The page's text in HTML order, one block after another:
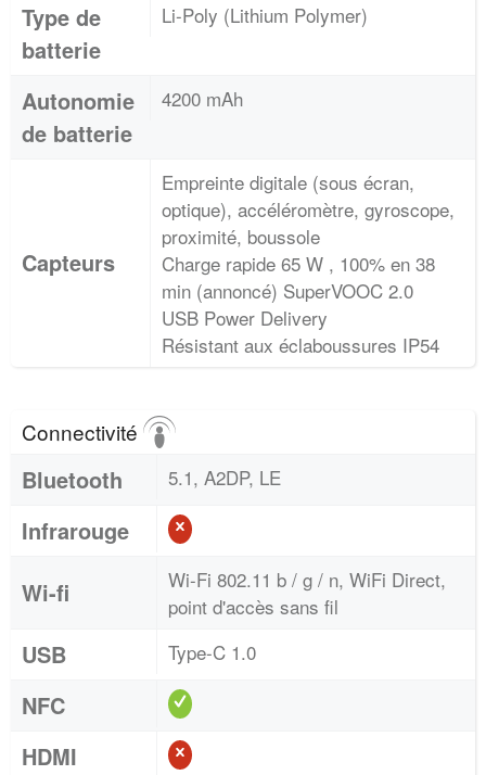
Type de
batterie
Li-Poly (Lithium Polymer)
Autonomie
de batterie
4200 mAh
Capteurs
Empreinte digitale (sous écran,
optique), accéléromètre, gyroscope,
proximité, boussole
Charge rapide 65 W , 100% en 38
min (annoncé) SuperVOOC 2.0
USB Power Delivery
Résistant aux éclaboussures IP54
Connectivité
Bluetooth 5.1, A2DP, LE
Infrarouge
Wi-fi
Wi-Fi 802.11 b / g / n, WiFi Direct,
point d'accès sans fil
USB Type-C 1.0
NFC
HDMI